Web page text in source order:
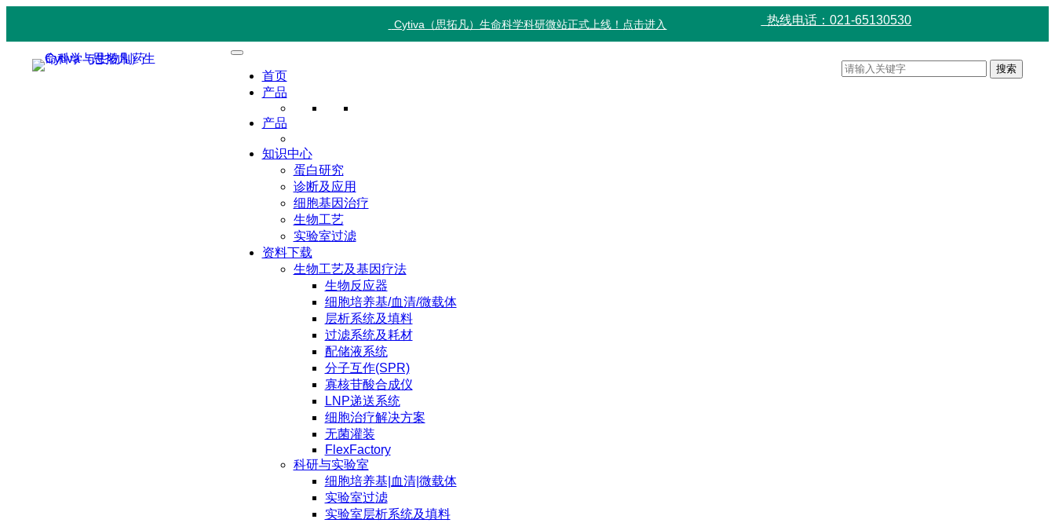
Cytiva（思拓凡）生命科学科研微站正式上线！点击进入 热线电话：021-65130530
首页
产品
产品
知识中心
蛋白研究
诊断及应用
细胞基因治疗
生物工艺
实验室过滤
资料下载
生物工艺及基因疗法
生物反应器
细胞培养基/血清/微载体
层析系统及填料
过滤系统及耗材
配储液系统
分子互作(SPR)
寡核苷酸合成仪
LNP递送系统
细胞治疗解决方案
无菌灌装
FlexFactory
科研与实验室
细胞培养基|血清|微载体
实验室过滤
实验室层析系统及填料